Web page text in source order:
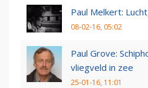
Paul Melkert:
08-02-16, 05:02
Paul Grove:
vliegveld in zee
25-01-16, 11:01